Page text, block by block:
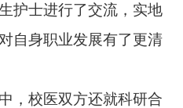
护士进行了交流，实地
自身职业发展有了更清
校医双方还就科研合